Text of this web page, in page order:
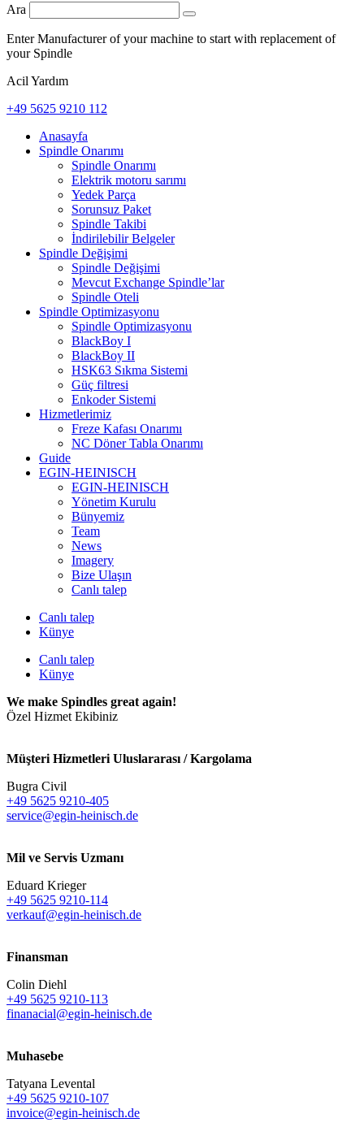
Ara
Enter Manufacturer of your machine to start with replacement of
your Spindle
Acil Yardım
+49 5625 9210 112
Anasayfa
Spindle Onarımı
Spindle Onarımı
Elektrik motoru sarımı
Yedek Parça
Sorunsuz Paket
Spindle Takibi
İndirilebilir Belgeler
Spindle Değişimi
Spindle Değişimi
Mevcut Exchange Spindle’lar
Spindle Oteli
Spindle Optimizasyonu
Spindle Optimizasyonu
BlackBoy I
BlackBoy II
HSK63 Sıkma Sistemi
Güç filtresi
Enkoder Sistemi
Hizmetlerimiz
Freze Kafası Onarımı
NC Döner Tabla Onarımı
Guide
EGIN-HEINISCH
EGIN-HEINISCH
Yönetim Kurulu
Bünyemiz
Team
News
Imagery
Bize Ulaşın
Canlı talep
Canlı talep
Künye
Canlı talep
Künye
We make Spindles great again!
Özel Hizmet Ekibiniz
Müşteri Hizmetleri Uluslararası / Kargolama
Bugra Civil
+49 5625 9210-405
service@egin-heinisch.de
Mil ve Servis Uzmanı
Eduard Krieger
+49 5625 9210-114
verkauf@egin-heinisch.de
Finansman
Colin Diehl
+49 5625 9210-113
finanacial@egin-heinisch.de
Muhasebe
Tatyana Levental
+49 5625 9210-107
invoice@egin-heinisch.de